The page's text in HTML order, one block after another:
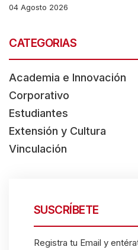
04 Agosto 2026
CATEGORIAS
Academia e Innovación
Corporativo
Estudiantes
Extensión y Cultura
Vinculación
SUSCRÍBETE
Registra tu Email y